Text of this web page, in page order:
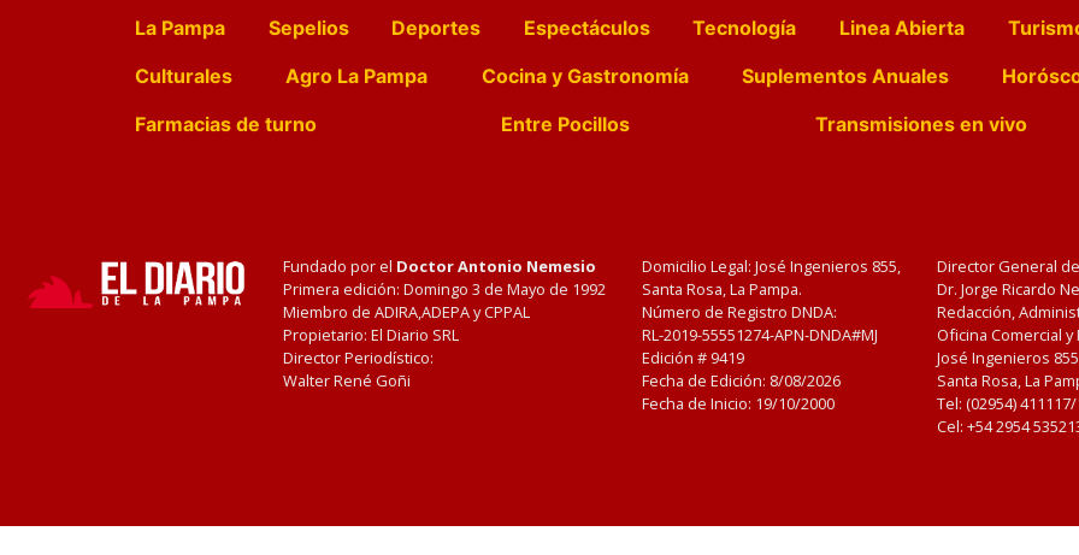
La Pampa Sepelios Deportes Espectáculos Tecnología Linea Abierta
Culturales
Agro La Pampa Cocina y Gastronomía Suplementos Anuales
Farmacias de turno
Entre Pocillos Transmisiones en vivo
Fundado por el Doctor Antonio Nemesio
Primera edición: Domingo 3 de Mayo de 1992
Miembro de ADIRA,ADEPA y CPPAL
Propietario: El Diario SRL
Director Periodístico:
Walter René Goñi
Domicilio Legal: José Ingenieros 855,
Santa Rosa, La Pampa.
Número de Registro DNDA:
RL-2019-55551274-APN-DNDA#MJ
Edición # 9419
Fecha de Edición: 8/08/2026
Fecha de Inicio: 19/10/2000
Director General
Dr. Jorge Ricardo
Redacción,
Oficina Comercial
José Ingenieros
Santa Rosa, La
Tel: (02954)
Cel: +54 2954